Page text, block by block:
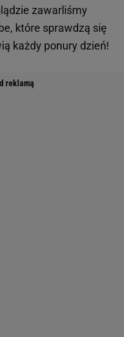
zawarliśmy
które sprawdzą się
każdy ponury dzień!